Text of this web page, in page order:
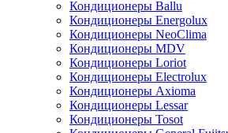
Кондиционеры Ballu
Кондиционеры Energolux
Кондиционеры NeoClima
Кондиционеры MDV
Кондиционеры Loriot
Кондиционеры Electrolux
Кондиционеры Axioma
Кондиционеры Lessar
Кондиционеры Tosot